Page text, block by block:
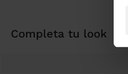
completa tu look